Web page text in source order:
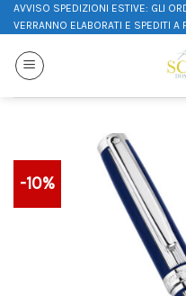
AVVISO SPEDIZIONI ESTIVE: GLI
VERRANNO ELABORATI E SPEDITI
-10%